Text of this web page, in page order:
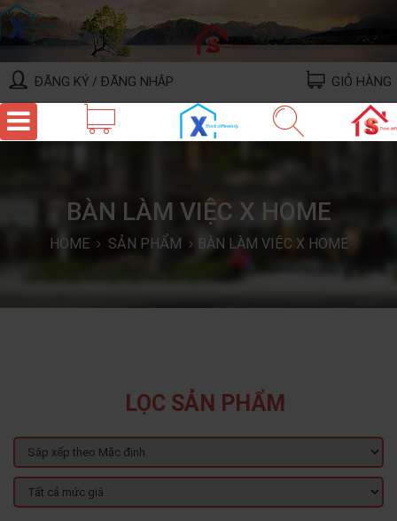
ĐĂNG KÝ / ĐĂNG NHẬP GIỎ HÀNG
BÀN LÀM VIỆC X HOME
HOME SẢN PHẨM BÀN LÀM VIỆC X HOME
LỌC SẢN PHẨM